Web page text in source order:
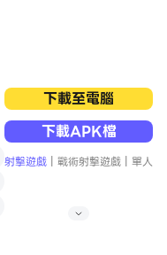
下載至電腦
下載APK檔
射擊遊戲 | 戰術射擊遊戲 | 單人